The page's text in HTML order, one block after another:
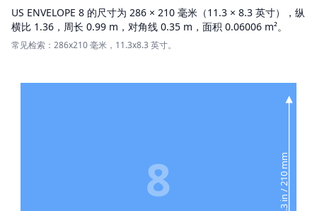
US ENVELOPE 8 的尺寸为 286 × 210 毫米（11.3 × 8.3 英寸），纵
横比 1.36，周长 0.99 m，对角线 0.35 m，面积 0.06006 m²。
常见检索：286x210 毫米，11.3x8.3 英寸。
8.3 in / 210 mm
8